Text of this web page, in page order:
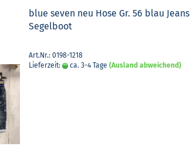
blue seven neu Hose Gr. 56 blau Jeans
Se­gel­boot
Art.Nr.: 0198-1218
Lieferzeit:
ca. 3-4 Tage (Ausland abweichend)